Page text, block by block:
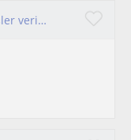
YKS-YDT, YDS, YÖKDİL ve Erasmus dil sınavlarına yönelik özel dersler veriyorum. Öğrencilerin hedeflerine ve seviyelerine göre kişi